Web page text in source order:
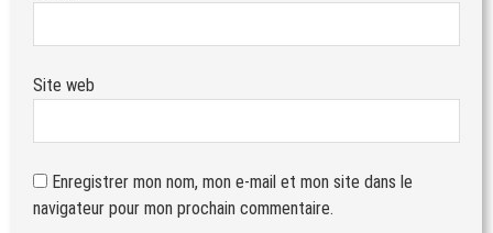
Site web
Enregistrer mon nom, mon e-mail et mon site dans le
navigateur pour mon prochain commentaire.